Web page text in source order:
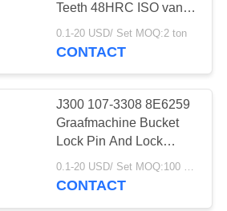
Teeth 48HRC ISO van
het legeringsstaal
0.1-20 USD/ Set MOQ:2 ton
CONTACT
J300 107-3308 8E6259
Graafmachine Bucket
Lock Pin And Lock
Spare Parts
Abrasieresistentie
0.1-20 USD/ Set MOQ:100 stuks
CONTACT